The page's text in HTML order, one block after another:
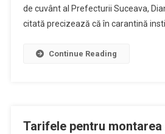
de cuvânt al Prefecturii Suceava,
citată precizează că în carantină
Continue Reading
Tarifele pentru